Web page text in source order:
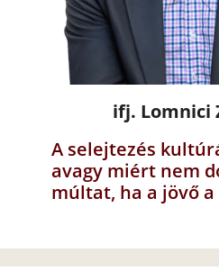
ifj. Lomnici
A selejtezés
avagy miért nem
múltat, ha a jövő